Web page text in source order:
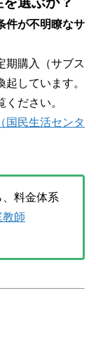
件が不明瞭なサ
期購入（サブス
しています。
ださい。
国民生活センタ
料金体系
教師